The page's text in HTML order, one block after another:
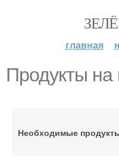
главная
Продукты
Необходимые